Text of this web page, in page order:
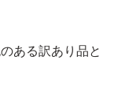
ある訳あり品と